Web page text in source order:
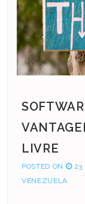
LIVRE
POSTED ON 23
VENEZUELA